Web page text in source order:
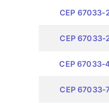
CEP 67033-
CEP 67033-
CEP 67033-
CEP 67033-